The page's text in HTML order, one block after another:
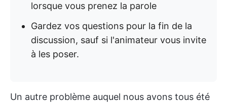
lorsque vous prenez la parole
Gardez vos questions pour la fin de la
discussion, sauf si l'animateur vous invite
à les poser.
Un autre problème auquel nous avons tous été